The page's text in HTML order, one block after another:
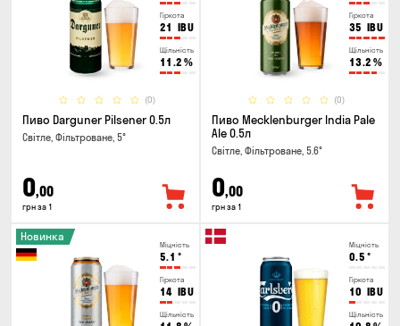
Гіркота
21 IBU
Щільність
11.2 %
(0)
Пиво Darguner Pilsener 0.5л
Світле, Фільтроване, 5°
0,00
грн за 1
Гіркота
35 IBU
Щільність
13.2 %
(0)
Пиво Mecklenburger India Pale
Ale 0.5л
Світле, Фільтроване, 5.6°
0,00
грн за 1
Міцність
5.1 °
Гіркота
14 IBU
Щільність
Новинка
Міцність
0.5 °
Гіркота
10 IBU
Щільність